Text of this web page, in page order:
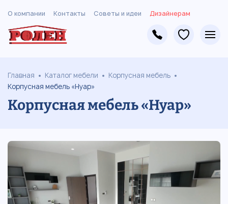
О компании Контакты Советы и идеи Дизайнерам
Главная Каталог мебели
Корпусная мебель
Корпусная мебель «Нуар»
Корпусная мебель «Нуар»